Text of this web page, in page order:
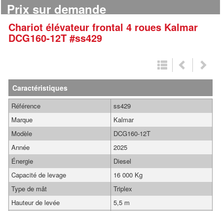
Prix sur demande
Chariot élévateur frontal 4 roues Kalmar
DCG160-12T #ss429
Caractéristiques
Référence
ss429
Marque
Kalmar
Modèle
DCG160-12T
Année
2025
Énergie
Diesel
Capacité de levage
16 000 Kg
Type de mât
Triplex
Hauteur de levée
5,5 m